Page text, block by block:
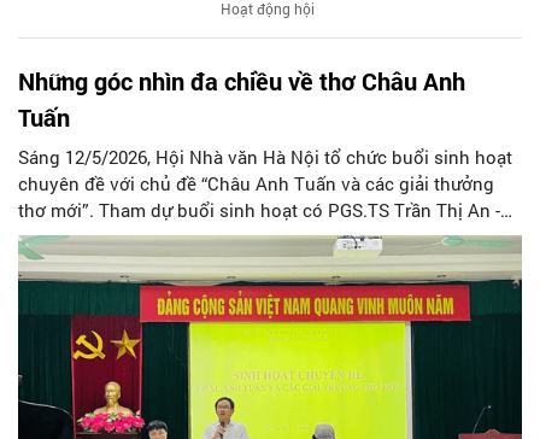
Việt Mỹ - Phó Chủ tịch Thường trực Hội Nhà văn Hà Nội, Chủ
đông đảo các hội viên Hội Nhà văn Hà Nội.
Hoạt động hội
Những góc nhìn đa chiều về thơ Châu Anh
Tuấn
Sáng 12/5/2026, Hội Nhà văn Hà Nội tổ chức buổi sinh hoạt
chuyên đề với chủ đề “Châu Anh Tuấn và các giải thưởng
thơ mới”. Tham dự buổi sinh hoạt có PGS.TS Trần Thị An -
Phó Chủ tịch Hội Liên hiệp Văn học Nghệ thuật Hà Nội, Chủ
tịch Hội Văn nghệ dân gian Hà Nội; nhà thơ Trần Gia Thái -
Chủ tịch Hội Nhà văn Hà Nội cùng đông đảo hội viên Hội
Nhà văn Hà Nội, Hội Văn nghệ dân gian Hà Nội và những
người yêu thơ.